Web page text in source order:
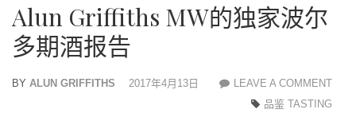
Alun Griffiths MW的独家波尔
多期酒报告
BY ALUN GRIFFITHS 2017年4月13日 LEAVE A COMMENT
品鉴 TASTING